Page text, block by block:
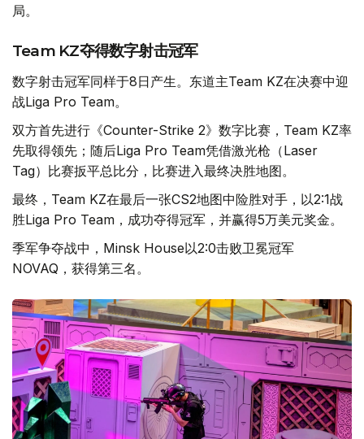
局。
Team KZ夺得数字射击冠军
数字射击冠军同样于8日产生。东道主Team KZ在决赛中迎
战Liga Pro Team。
双方首先进行《Counter-Strike 2》数字比赛，Team KZ率
先取得领先；随后Liga Pro Team凭借激光枪（Laser
Tag）比赛扳平总比分，比赛进入最终决胜地图。
最终，Team KZ在最后一张CS2地图中险胜对手，以2:1战
胜Liga Pro Team，成功夺得冠军，并赢得5万美元奖金。
季军争夺战中，Minsk House以2:0击败卫冕冠军
NOVAQ，获得第三名。